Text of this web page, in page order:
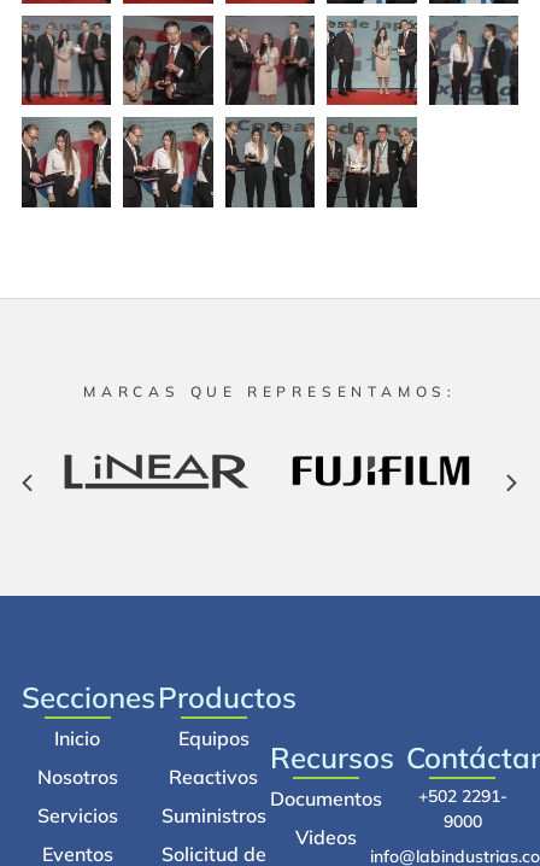
MARCAS QUE REPRESENTAMOS:
Secciones
Inicio
Nosotros
Servicios
Eventos
Productos
Equipos
Reactivos
Suministros
Solicitud de
Recursos
Documentos
Videos
+502 2291-
9000